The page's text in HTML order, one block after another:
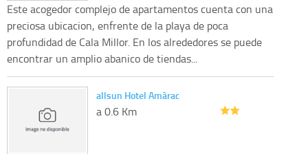
Este acogedor complejo de apartamentos cuenta con una
preciosa ubicacion, enfrente de la playa de poca
profundidad de Cala Millor. En los alrededores se puede
encontrar un amplio abanico de tiendas...
allsun Hotel Amàrac
a 0.6 Km